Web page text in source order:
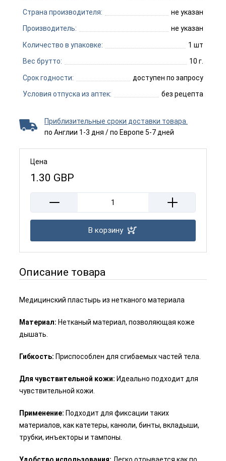
Страна производителя: не указан
Производитель: не указан
Количество в упаковке: 1 шт
Вес брутто: 10 г.
Срок годности: доступен по запросу
Условия отпуска из аптек: без рецепта
Приблизительные сроки доставки товара.
по Англии 1-3 дня / по Европе 5-7 дней
Цена
1.30 GBP
В корзину
Описание товара
Медицинский пластырь из нетканого материала
Материал: Нетканый материал, позволяющая коже
дышать.
Гибкость: Приспособлен для сгибаемых частей тела.
Для чувствительной кожи: Идеально подходит для
чувствительной кожи.
Применение: Подходит для фиксации таких
материалов, как катетеры, канюли, бинты, вкладыши,
трубки, инъекторы и тампоны.